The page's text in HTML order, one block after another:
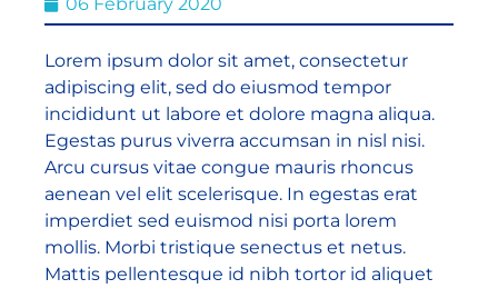
Lorem ipsum dolor sit amet, consectetur
adipiscing elit, sed do eiusmod tempor
incididunt ut labore et dolore magna aliqua.
Egestas purus viverra accumsan in nisl nisi.
Arcu cursus vitae congue mauris rhoncus
aenean vel elit scelerisque. In egestas erat
imperdiet sed euismod nisi porta lorem
mollis. Morbi tristique senectus et netus.
Mattis pellentesque id nibh tortor id aliquet